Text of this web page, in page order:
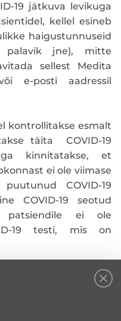
19 jätkuva levikuga
kellel esineb
haigustunnuseid
palavik jne), mitte
sellest Medita
e-posti aadressil
kontrollitakse esmalt
täita COVID-19
kinnitatakse, et
ei ole viimase
COVID-19
COVID-19 seotud
patsiendile ei ole
19 testi, mis on
on maski kandmine
mask Medita